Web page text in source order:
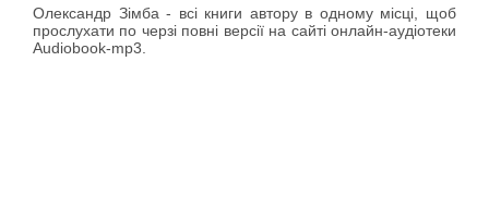
Олександр Зімба - всі книги автору в одному місці, щоб
прослухати по черзі повні версії на сайті онлайн-аудіотеки
Audiobook-mp3.